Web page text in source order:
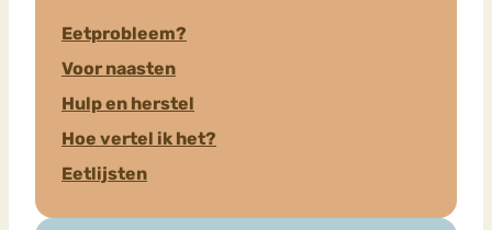
Eetprobleem?
Voor naasten
Hulp en herstel
Hoe vertel ik het?
Eetlijsten